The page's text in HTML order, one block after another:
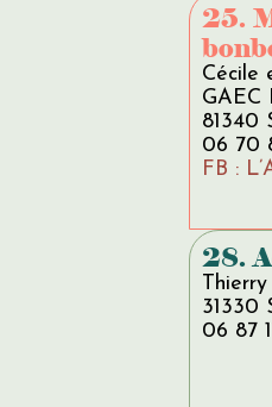
25.
Cécile
GAEC
81340
06 70
FB :
28.
Thierry
31330
06 87